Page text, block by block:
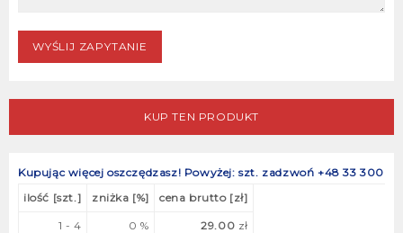
KUP TEN PRODUKT
Kupując więcej oszczędzasz!
ilość [szt.]
zniżka [%] cena brutto [zł]
1 - 4 0 % 29.00 zł
Powyżej: szt. zadzwoń +48 33 300